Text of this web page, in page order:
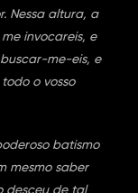
Nessa altura, a
invocareis, e
buscar-me-eis, e
o vosso
batismo
mesmo saber
desceu de tal